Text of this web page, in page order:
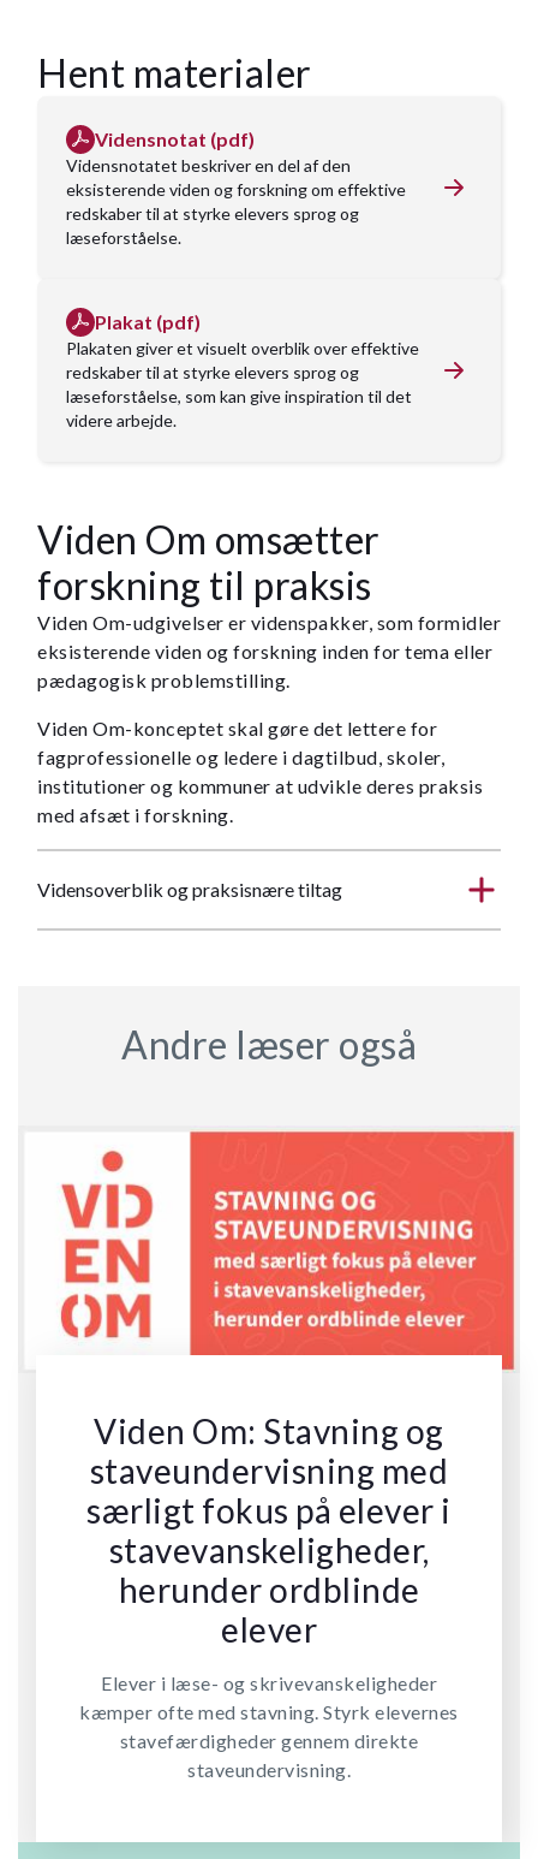
Hent materialer
Vidensnotat (pdf)
Vidensnotatet beskriver en del af den
eksisterende viden og forskning om effektive
redskaber til at styrke elevers sprog og
læseforståelse.
Plakat (pdf)
Plakaten giver et visuelt overblik over effektive
redskaber til at styrke elevers sprog og
læseforståelse, som kan give inspiration til det
videre arbejde.
Viden Om omsætter
forskning til praksis
Viden Om-udgivelser er videnspakker, som formidler
eksisterende viden og forskning inden for tema eller
pædagogisk problemstilling.
Viden Om-konceptet skal gøre det lettere for
fagprofessionelle og ledere i dagtilbud, skoler,
institutioner og kommuner at udvikle deres praksis
med afsæt i forskning.
Vidensoverblik og praksisnære tiltag
Andre læser også
Viden Om: Stavning og
staveundervisning med
særligt fokus på elever i
stavevanskeligheder,
herunder ordblinde
elever
Elever i læse- og skrivevanskeligheder
kæmper ofte med stavning. Styrk elevernes
stavefærdigheder gennem direkte
staveundervisning.